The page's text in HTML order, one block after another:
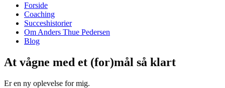
Forside
Coaching
Succeshistorier
Om Anders Thue Pedersen
Blog
At vågne med et (for)mål så klart
Er en ny oplevelse for mig.